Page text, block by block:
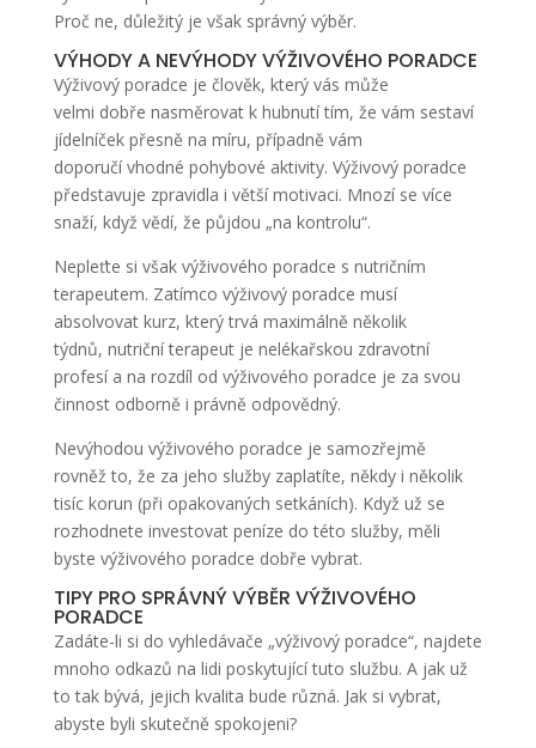
Proč ne, důležitý je však správný výběr.
VÝHODY A NEVÝHODY VÝŽIVOVÉHO PORADCE
Výživový poradce je člověk, který vás může
velmi dobře nasměrovat k hubnutí tím, že vám sestaví
jídelníček přesně na míru, případně vám
doporučí vhodné pohybové aktivity. Výživový poradce
představuje zpravidla i větší motivaci. Mnozí se více
snaží, když vědí, že půjdou „na kontrolu“.
Nepleťte si však výživového poradce s nutričním
terapeutem. Zatímco výživový poradce musí
absolvovat kurz, který trvá maximálně několik
týdnů, nutriční terapeut je nelékařskou zdravotní
profesí a na rozdíl od výživového poradce je za svou
činnost odborně i právně odpovědný.
Nevýhodou výživového poradce je samozřejmě
rovněž to, že za jeho služby zaplatíte, někdy i několik
tisíc korun (při opakovaných setkáních). Když už se
rozhodnete investovat peníze do této služby, měli
byste výživového poradce dobře vybrat.
TIPY PRO SPRÁVNÝ VÝBĚR VÝŽIVOVÉHO
PORADCE
Zadáte-li si do vyhledávače „výživový poradce“, najdete
mnoho odkazů na lidi poskytující tuto službu. A jak už
to tak bývá, jejich kvalita bude různá. Jak si vybrat,
abyste byli skutečně spokojeni?